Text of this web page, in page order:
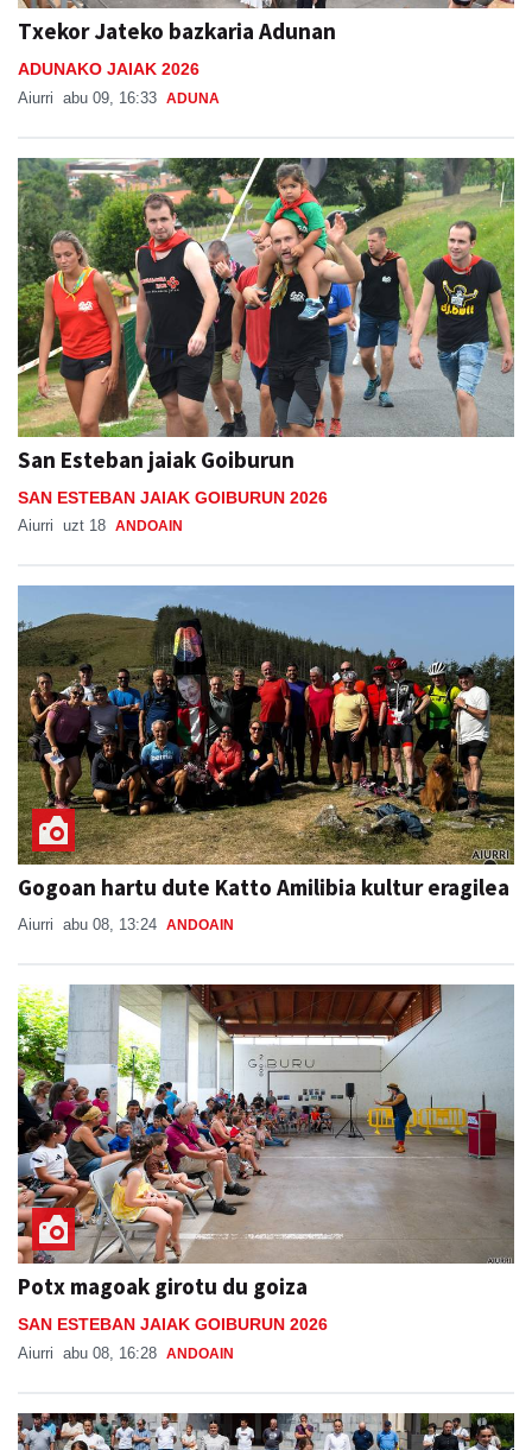
Txekor Jateko bazkaria Adunan
ADUNAKO JAIAK 2026
Aiurri abu 09, 16:33 ADUNA
San Esteban jaiak Goiburun
SAN ESTEBAN JAIAK GOIBURUN 2026
Aiurri uzt 18 ANDOAIN
Gogoan hartu dute Katto Amilibia kultur eragilea
Aiurri abu 08, 13:24 ANDOAIN
Potx magoak girotu du goiza
SAN ESTEBAN JAIAK GOIBURUN 2026
Aiurri abu 08, 16:28 ANDOAIN